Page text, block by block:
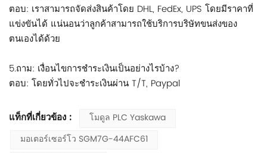
ตอบ: เราสามารถจัดส่งสินค้าโดย DHL, FedEx, UPS โดยมีราคาที่
แข่งขันได้ แน่นอนว่าลูกค้าสามารถใช้บริการบริษัทขนส่งของ
ตนเองได้ด้วย
5.ถาม: เงื่อนไขการชำระเงินเป็นอย่างไรบ้าง?
ตอบ: โดยทั่วไปจะชำระเงินผ่าน T/T, Paypal
แท็กที่เกี่ยวข้อง :
โมดูล PLC Yaskawa
มอเตอร์เซอร์โว SGM7G-44AFC61